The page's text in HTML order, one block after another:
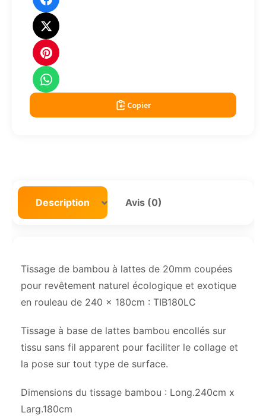
Copier
Description Avis (0)
Tissage de bambou à lattes de 20mm coupées
pour revêtement naturel écologique et exotique
en rouleau de 240 x 180cm : TIB180LC
Tissage à base de lattes bambou encollés sur
tissu sans fil apparent pour faciliter le collage et
la pose sur tout type de surface.
Dimensions du tissage bambou : Long.240cm x
Larg.180cm